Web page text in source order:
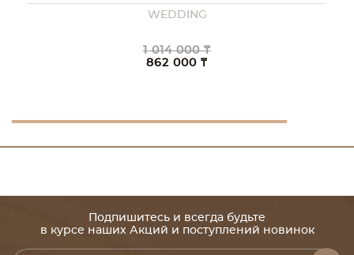
WEDDING
1 014 000 ₸
862 000 ₸
Подпишитесь и всегда будьте
в курсе наших Акций и поступлений новинок